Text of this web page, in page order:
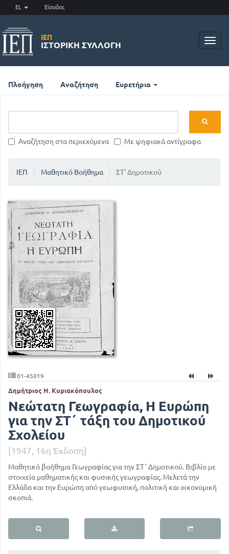
EL Είσοδος
ΙΕΠ
ΙΣΤΟΡΙΚΉ ΣΥΛΛΟΓΉ
Πλοήγηση Αναζήτηση Ευρετήρια
Αναζήτηση στα περιεχόμενα Με ψηφιακά αντίγραφα
ΙΕΠ Μαθητικό Βοήθημα ΣΤ' Δημοτικού
01-45019
Δημήτριος Η. Κυριακόπουλος
Νεώτατη Γεωγραφία, Η Ευρώπη
για την ΣΤ΄ τάξη του Δημοτικού
Σχολείου
[1947, 16η Έκδοση]
Μαθητικό βοήθημα Γεωγραφίας για την ΣΤ΄ Δημοτικού. Βιβλίο με
στοιχεία μαθηματικής και φυσικής γεωγραφίας. Μελετά την
Ελλάδα και την Ευρώπη από γεωφυσική, πολιτική και οικονομική
σκοπιά.